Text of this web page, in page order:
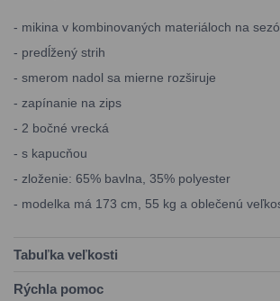
- mikina v kombinovaných materiáloch na
- predĺžený strih
- smerom nadol sa mierne rozširuje
- zapínanie na zips
- 2 bočné vrecká
- s kapucňou
- zloženie: 65% bavlna, 35% polyester
- modelka má 173 cm, 55 kg a oblečenú
Tabuľka veľkosti
Rýchla pomoc